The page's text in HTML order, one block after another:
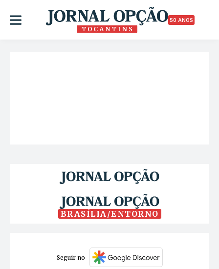
50 ANOS
BRASÍLIA/ENTORNO
Seguir no